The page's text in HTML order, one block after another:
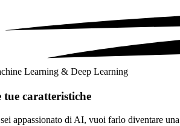
Learning & Deep Learning
tue caratteristiche
appassionato di AI, vuoi farlo diventare